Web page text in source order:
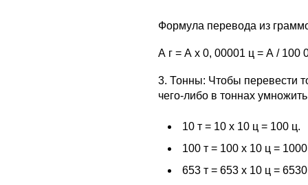
Формула перевода из
А г = А х 0, 00001 ц = А / 100
3. Тонны: Чтобы перевести
чего-либо в тоннах
10 т = 10 х 10 ц = 100 ц.
100 т = 100 х 10 ц =
653 т = 653 х 10 ц =